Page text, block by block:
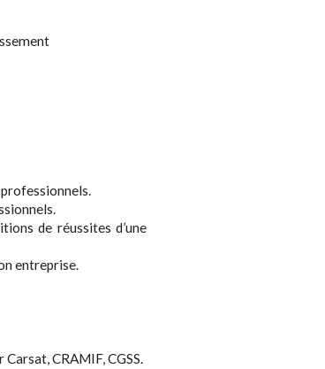
de réussites d’une
entreprise.
CRAMIF, CGSS.